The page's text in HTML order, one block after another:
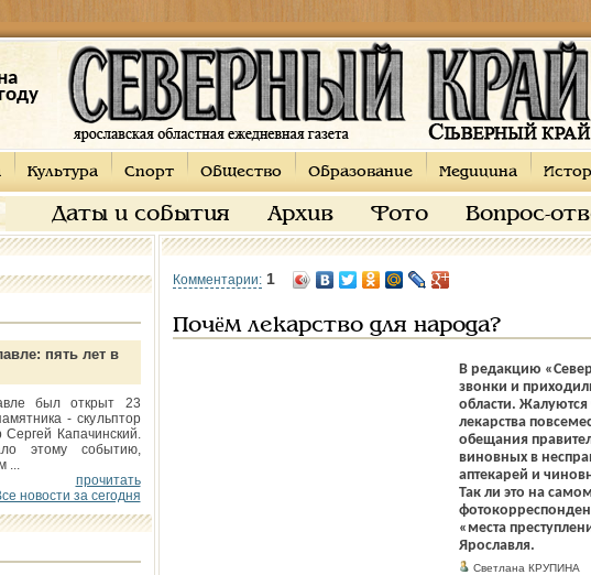
Культура Спорт Общество Образование Медицина
Даты и события Архив Фото Вопрос-
пять лет в
был открыт 23
- скульптор
Сергей Капачинский.
этому событию,
...
прочитать
новости за сегодня
Комментарии: 1
Почём лекарство для народа?
В редакцию
звонки и
области. Жалуются
лекарства
обещания
виновных в
аптекарей и
Так ли это на
«места
Ярославля.
Светлана КРУПИНА